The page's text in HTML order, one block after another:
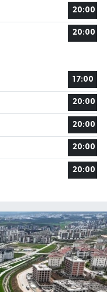
20:00
20:00
17:00
20:00
20:00
20:00
20:00